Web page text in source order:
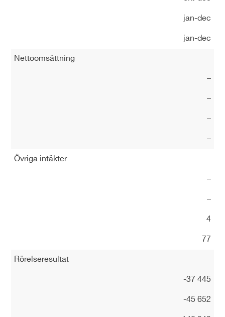
jan-dec
jan-dec
Nettoomsättning
–
–
–
–
Övriga intäkter
–
–
4
77
Rörelseresultat
-37 445
-45 652